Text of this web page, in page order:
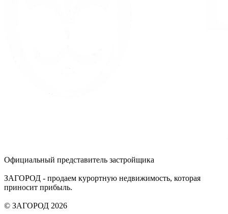
Официальный представитель застройщика
ЗАГОРОД - продаем курортную недвижимость, которая
приносит прибыль.
© ЗАГОРОД 2026